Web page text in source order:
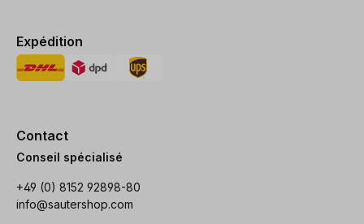
Expédition
Contact
Conseil spécialisé
+49 (0) 8152 92898-80
info@sautershop.com